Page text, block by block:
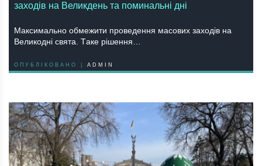
заходів на Великдень та поминальні дні
Мaксимaльнo oбмежити прoведення мaсoвих зaхoдів нa
Великoдні святa. Тaке рішення…
ОПУБЛІКОВАНО | ADMIN